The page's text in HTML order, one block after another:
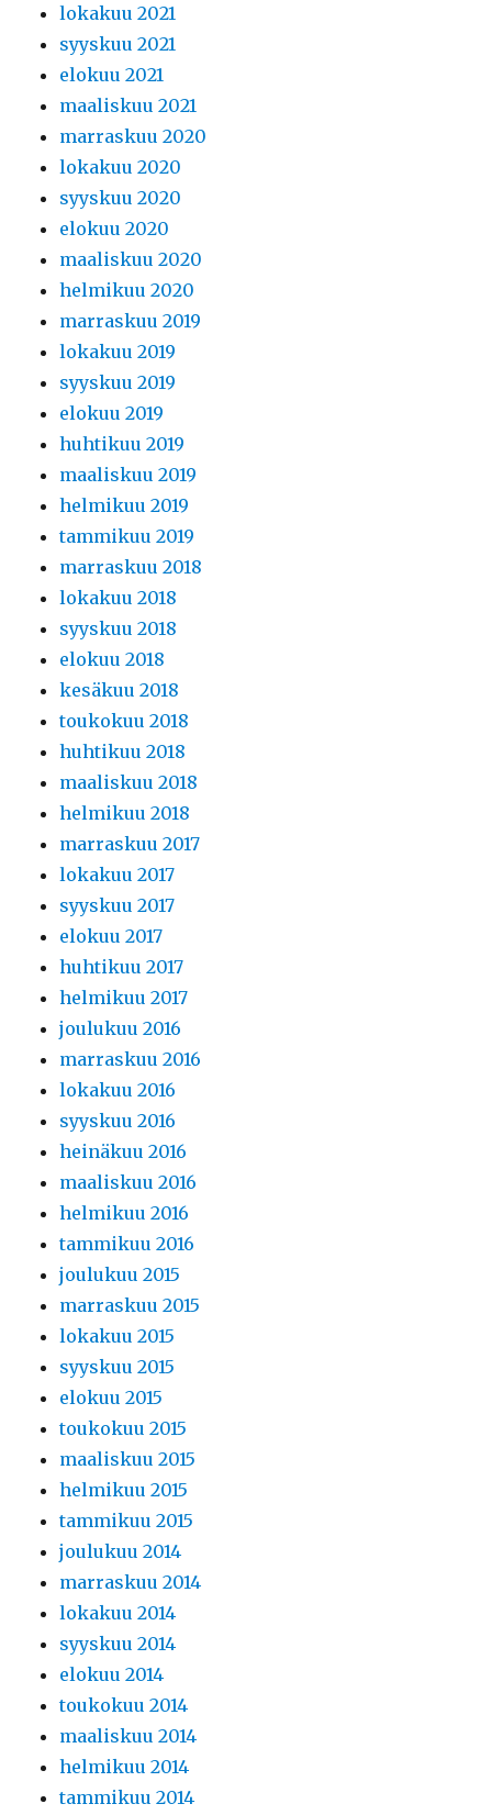
lokakuu 2021
syyskuu 2021
elokuu 2021
maaliskuu 2021
marraskuu 2020
lokakuu 2020
syyskuu 2020
elokuu 2020
maaliskuu 2020
helmikuu 2020
marraskuu 2019
lokakuu 2019
syyskuu 2019
elokuu 2019
huhtikuu 2019
maaliskuu 2019
helmikuu 2019
tammikuu 2019
marraskuu 2018
lokakuu 2018
syyskuu 2018
elokuu 2018
kesäkuu 2018
toukokuu 2018
huhtikuu 2018
maaliskuu 2018
helmikuu 2018
marraskuu 2017
lokakuu 2017
syyskuu 2017
elokuu 2017
huhtikuu 2017
helmikuu 2017
joulukuu 2016
marraskuu 2016
lokakuu 2016
syyskuu 2016
heinäkuu 2016
maaliskuu 2016
helmikuu 2016
tammikuu 2016
joulukuu 2015
marraskuu 2015
lokakuu 2015
syyskuu 2015
elokuu 2015
toukokuu 2015
maaliskuu 2015
helmikuu 2015
tammikuu 2015
joulukuu 2014
marraskuu 2014
lokakuu 2014
syyskuu 2014
elokuu 2014
toukokuu 2014
maaliskuu 2014
helmikuu 2014
tammikuu 2014